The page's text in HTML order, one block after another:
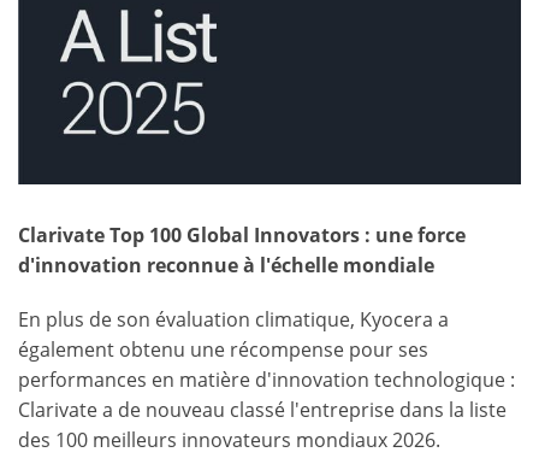
Clarivate Top 100 Global Innovators : une force
d'innovation reconnue à l'échelle mondiale
En plus de son évaluation climatique, Kyocera a
également obtenu une récompense pour ses
performances en matière d'innovation technologique :
Clarivate a de nouveau classé l'entreprise dans la liste
des 100 meilleurs innovateurs mondiaux 2026.